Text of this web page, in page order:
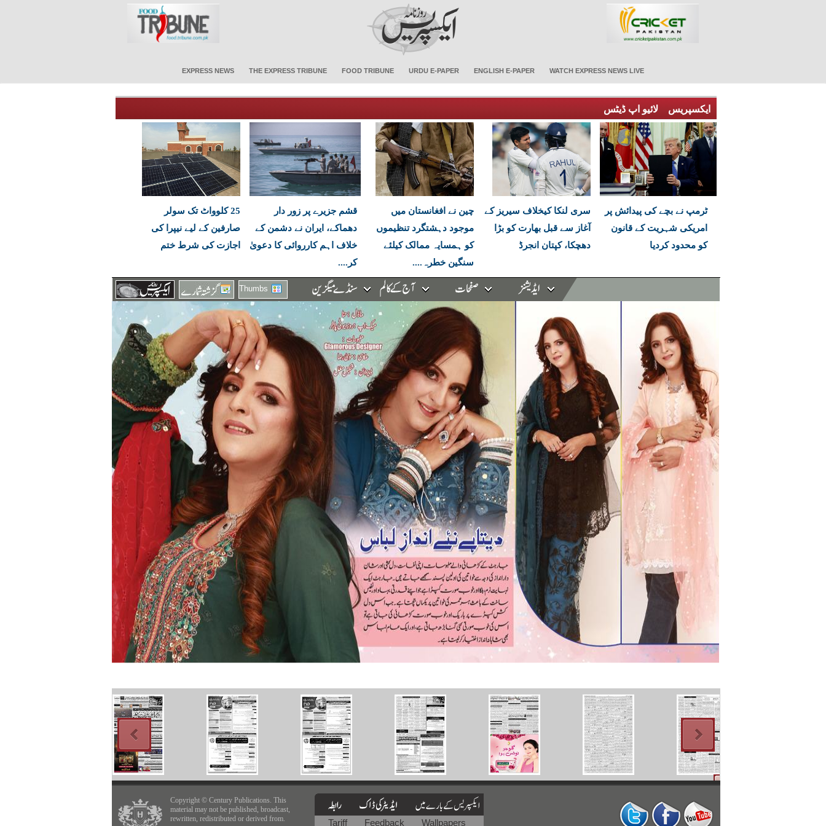
EXPRESS NEWS THE EXPRESS TRIBUNE FOOD TRIBUNE URDU E-PAPER ENGLISH E-PAPER WATCH EXPRESS NEWS LIVE
ایکسپریس لائیو اپ ڈیٹس
ٹرمپ نے بچے کی پیدائش پر
امریکی شہریت کے قانون
کو محدود کردیا
سری لنکا کیخلاف سیریز کے
آغاز سے قبل بھارت کو بڑا
دھچکا، کپتان انجرڈ
چین نے افغانستان میں
موجود دہشتگرد تنظیموں
کو ہمسایہ ممالک کیلئے
سنگین خطرہ....
قشم جزیرے پر زور دار
دھماکے، ایران نے دشمن کے
خلاف اہم کارروائی کا دعویٰ
کر....
25 کلوواٹ تک سولر
صارفین کے لیے نیپرا کی
اجازت کی شرط ختم
Thumbs
Copyright © Century Publications. This
material may not be published, broadcast,
rewritten, redistributed or derived from.
Tariff Feedback Wallpapers